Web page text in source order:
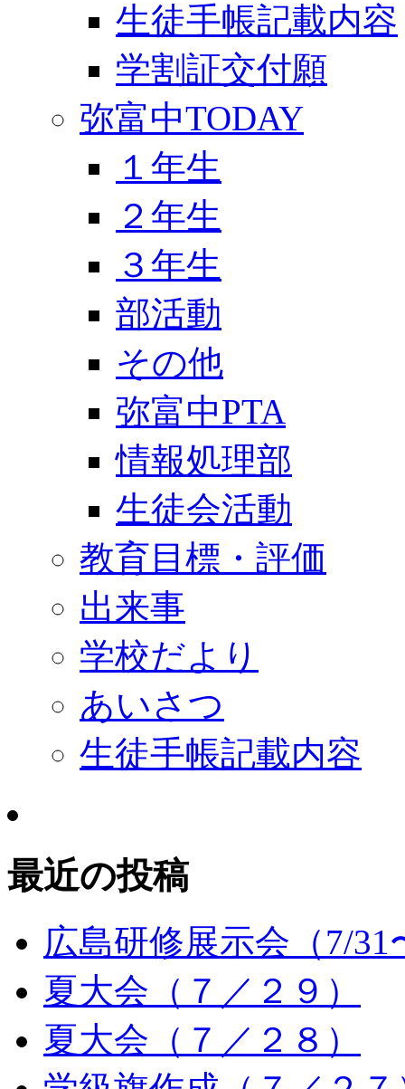
生徒手帳記載内容
学割証交付願
弥富中TODAY
１年生
２年生
３年生
部活動
その他
弥富中PTA
情報処理部
生徒会活動
教育目標・評価
出来事
学校だより
あいさつ
生徒手帳記載内容
最近の投稿
広島研修展示会（7/31
夏大会（７／２９）
夏大会（７／２８）